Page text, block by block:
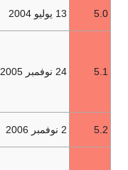
5 سبتمبر 2005
24 أغسطس 2006
6 يناير 2011 [2]